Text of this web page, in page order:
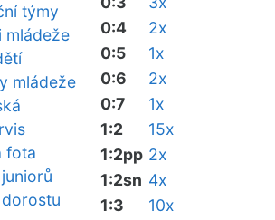
týmy
mládeže
mládeže
fota
0:4
2x
0:5
1x
0:6
2x
0:7
1x
1:2
15x
1:2pp 2x
1:2sn 4x
1:3
10x